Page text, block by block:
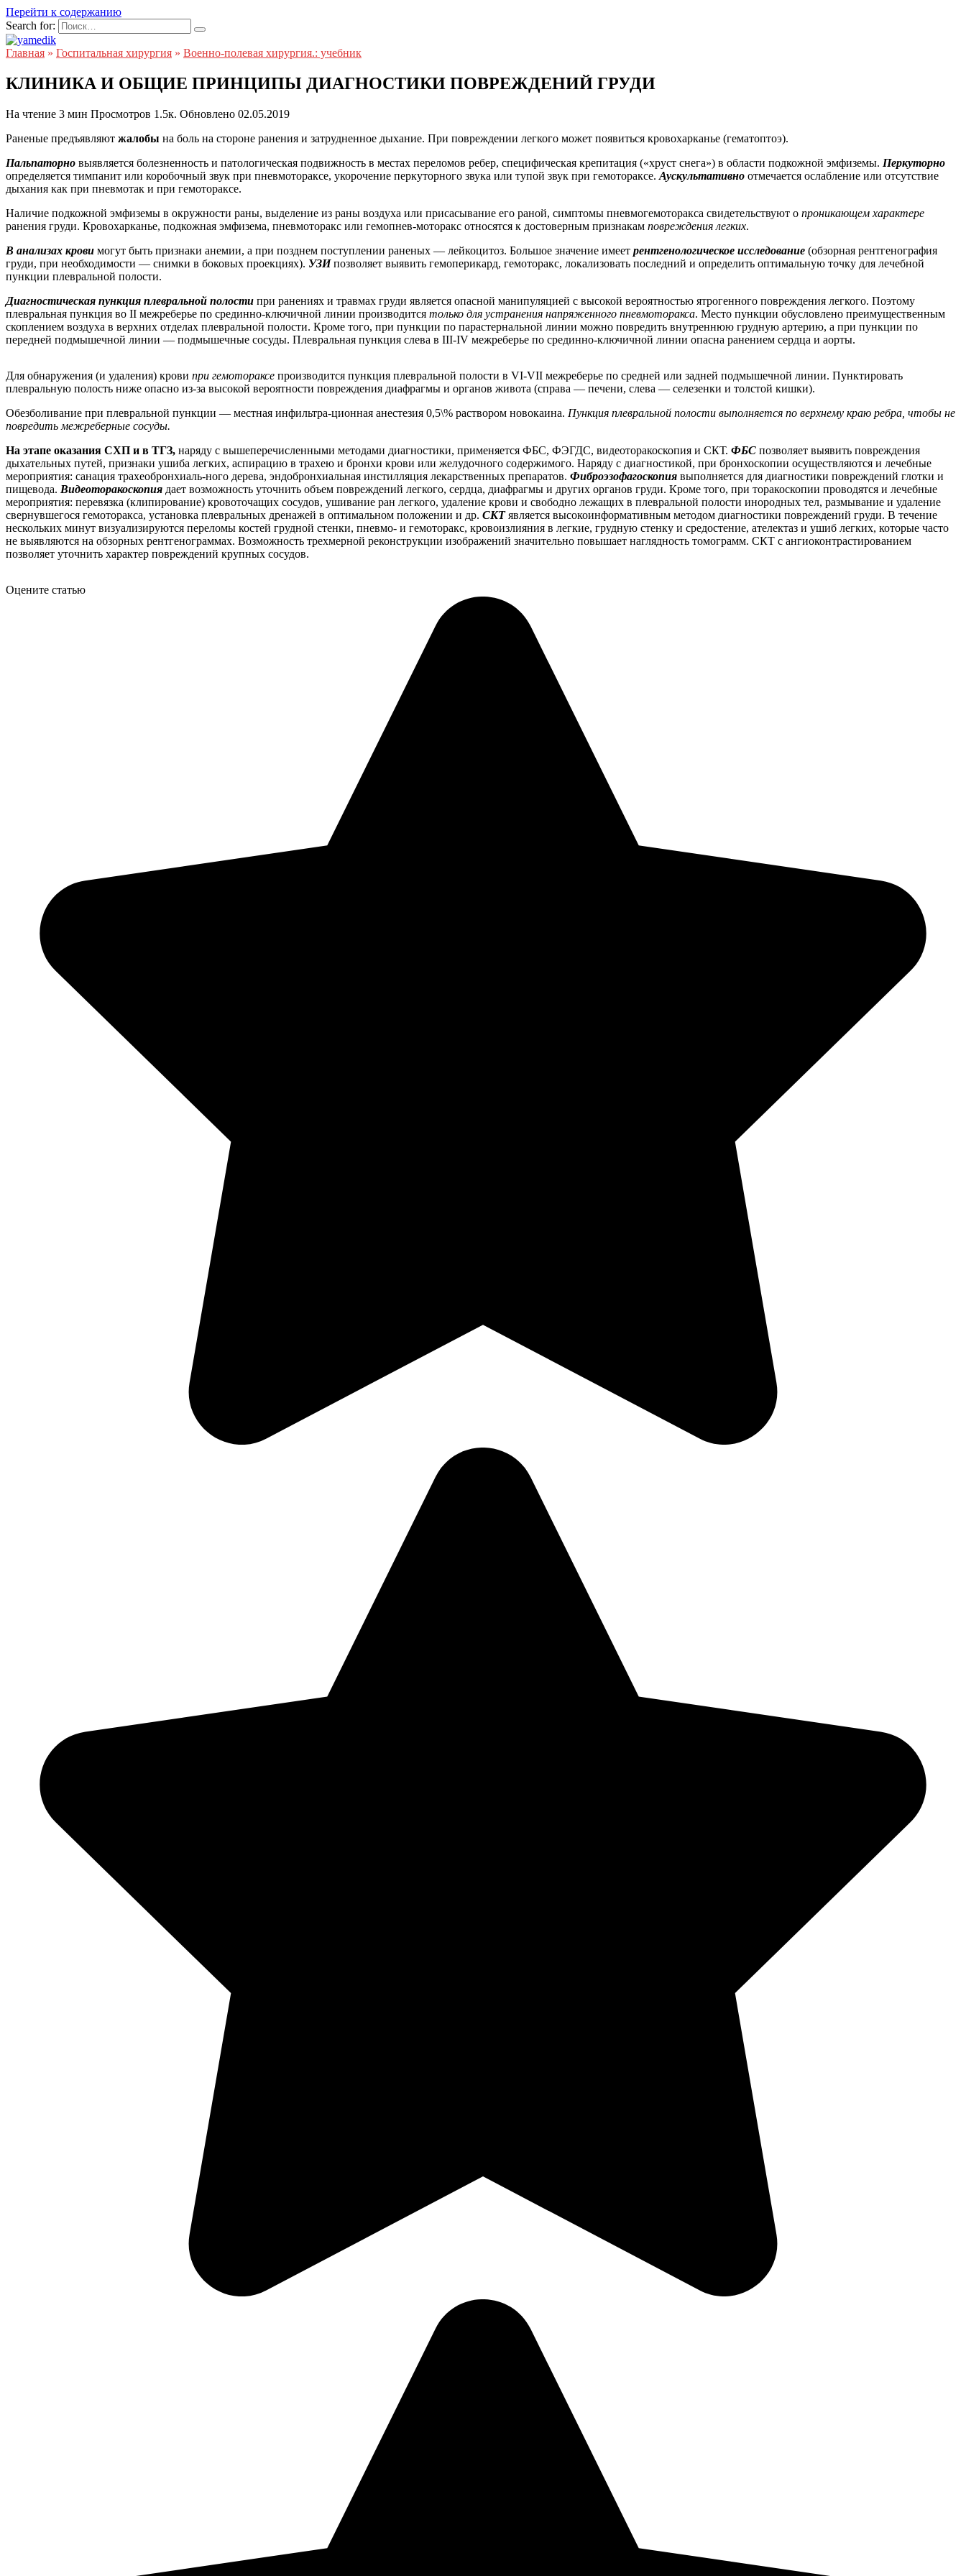
Перейти к содержанию
Search for:
Главная » Госпитальная хирургия » Военно-полевая хирургия.: учебник
КЛИНИКА И ОБЩИЕ ПРИНЦИПЫ ДИАГНОСТИКИ ПОВРЕЖДЕНИЙ ГРУДИ
На чтение 3 мин Просмотров 1.5к. Обновлено 02.05.2019
Раненые предъявляют жалобы на боль на стороне ранения и затрудненное дыхание. При повреждении легкого может появиться кровохарканье (гематоптоэ).
Пальпаторно выявляется болезненность и патологическая подвижность в местах переломов ребер, специфическая крепитация («хруст снега») в области подкожной эмфиземы. Перкуторно
определяется тимпанит или коробочный звук при пневмотораксе, укорочение перкуторного звука или тупой звук при гемотораксе. Аускультативно отмечается ослабление или отсутствие
дыхания как при пневмотак и при гемотораксе.
Наличие подкожной эмфиземы в окружности раны, выделение из раны воздуха или присасывание его раной, симптомы пневмогемоторакса свидетельствуют о проникающем характере
ранения груди. Кровохарканье, подкожная эмфизема, пневмоторакс или гемопнев-моторакс относятся к достоверным признакам повреждения легких.
В анализах крови могут быть признаки анемии, а при позднем поступлении раненых — лейкоцитоз. Большое значение имеет рентгенологическое исследование (обзорная рентгенография
груди, при необходимости — снимки в боковых проекциях). УЗИпозволяет выявить гемоперикард, гемоторакс, локализовать последний и определить оптимальную точку для лечебной
пункции плевральной полости.
Диагностическая пункция плевральной полости при ранениях и травмах груди является опасной манипуляцией с высокой вероятностью ятрогенного повреждения легкого. Поэтому
плевральная пункция во II межреберье по срединно-ключичной линии производится только для устранения напряженного пневмоторакса. Место пункции обусловлено преимущественным
скоплением воздуха в верхних отделах плевральной полости. Кроме того, при пункции по парастернальной линии можно повредить внутреннюю грудную артерию, а при пункции по
передней подмышечной линии — подмышечные сосуды. Плевральная пункция слева в III-IV межреберье по срединно-ключичной линии опасна ранением сердца и аорты.
Для обнаружения (и удаления) крови при гемотораксе производится пункция плевральной полости в VI-VII межреберье по средней или задней подмышечной линии. Пунктировать
плевральную полость ниже опасно из-за высокой вероятности повреждения диафрагмы и органов живота (справа — печени, слева — селезенки и толстой кишки).
Обезболивание при плевральной пункции — местная инфильтра-ционная анестезия 0,5\% раствором новокаина. Пункция плевральной полости выполняется по верхнему краю ребра, чтобы не
повредить межреберные сосуды.
На этапе оказания СХП и в ТГЗ, наряду с вышеперечисленными методами диагностики, применяется ФБС, ФЭГДС, видеоторакоскопия и СКТ. ФБС позволяет выявить повреждения
дыхательных путей, признаки ушиба легких, аспирацию в трахею и бронхи крови или желудочного содержимого. Наряду с диагностикой, при бронхоскопии осуществляются и лечебные
мероприятия: санация трахеобронхиаль-ного дерева, эндобронхиальная инстилляция лекарственных препаратов. Фиброэзофагоскопия выполняется для диагностики повреждений глотки и
пищевода. Видеоторакоскопия дает возможность уточнить объем повреждений легкого, сердца, диафрагмы и других органов груди. Кроме того, при торакоскопии проводятся и лечебные
мероприятия: перевязка (клипирование) кровоточащих сосудов, ушивание ран легкого, удаление крови и свободно лежащих в плевральной полости инородных тел, размывание и удаление
свернувшегося гемоторакса, установка плевральных дренажей в оптимальном положении и др. СКТявляется высокоинформативным методом диагностики повреждений груди. В течение
нескольких минут визуализируются переломы костей грудной стенки, пневмо- и гемоторакс, кровоизлияния в легкие, грудную стенку и средостение, ателектаз и ушиб легких, которые часто
не выявляются на обзорных рентгенограммах. Возможность трехмерной реконструкции изображений значительно повышает наглядность томограмм. СКТ с ангиоконтрастированием
позволяет уточнить характер повреждений крупных сосудов.
Оцените статью